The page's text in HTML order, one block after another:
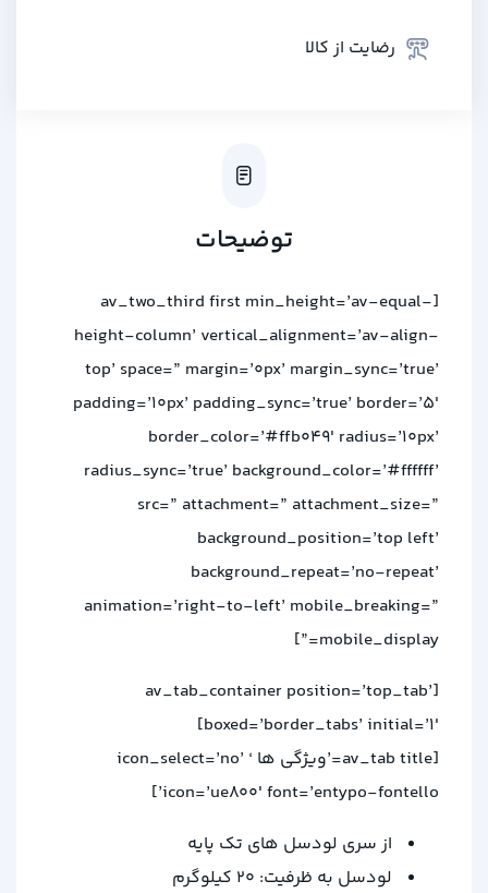
رضایت از کالا
توضیحات
[av_two_third first min_height=’av-equal-
height-column’ vertical_alignment=’av-align-
top’ space=” margin=’0px’ margin_sync=’true’
padding=’10px’ padding_sync=’true’ border=’5′
border_color=’#ffb049′ radius=’10px’
radius_sync=’true’ background_color=’#ffffff’
src=” attachment=” attachment_size=”
background_position=’top left’
background_repeat=’no-repeat’
animation=’right-to-left’ mobile_breaking=”
mobile_display=”]
[av_tab_container position=’top_tab’
boxed=’border_tabs’ initial=’1′]
[av_tab title=’ویژگی ها ‘ icon_select=’no’
icon=’ue800′ font=’entypo-fontello’]
از سری لودسل های تک پایه
لودسل به ظرفیت: 20 کیلوگرم